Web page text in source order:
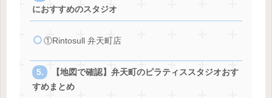
におすすめのスタジオ
①Rintosull 弁天町店
【地図で確認】弁天町のピラティススタジオおす
すめまとめ